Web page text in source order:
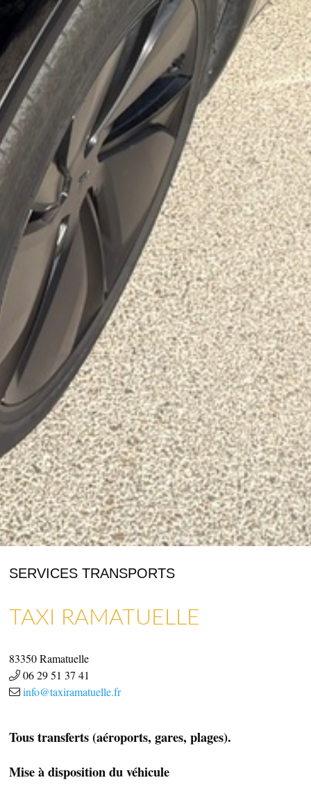
CÔTÉ MER
ANIMATIONS
ARTISANAT & GALERIES D’ART
CHOEUR DE FESTIVITÉS
DÉVELOPPEMENT DURABLE
COMMERCES, SERVICES & ARTISANS
SERVICES TRANSPORTS
TAXI RAMATUELLE
83350 Ramatuelle
06 29 51 37 41
info@taxiramatuelle.fr
Tous transferts (aéroports, gares, plages).
Mise à disposition du véhicule